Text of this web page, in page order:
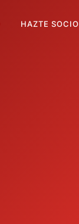
HAZTE SOCIO